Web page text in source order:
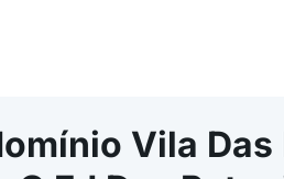
Vila Das